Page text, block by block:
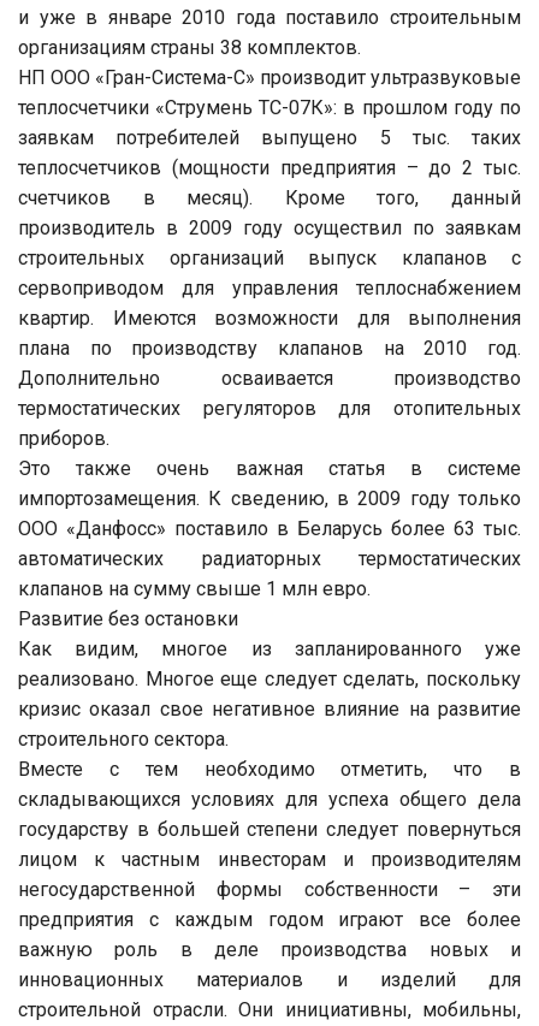
и уже в январе 2010 года поставило строительным
организациям страны 38 комплектов.
НП ООО «Гран-Система-С» производит ультразвуковые
теплосчетчики «Струмень ТС-07К»: в прошлом году по
заявкам потребителей выпущено 5 тыс. таких
теплосчетчиков (мощности предприятия – до 2 тыс.
счетчиков в месяц). Кроме того, данный
производитель в 2009 году осуществил по заявкам
строительных организаций выпуск клапанов с
сервоприводом для управления теплоснабжением
квартир. Имеются возможности для выполнения
плана по производству клапанов на 2010 год.
Дополнительно осваивается производство
термостатических регуляторов для отопительных
приборов.
Это также очень важная статья в системе
импортозамещения. К сведению, в 2009 году только
ООО «Данфосс» поставило в Беларусь более 63 тыс.
автоматических радиаторных термостатических
клапанов на сумму свыше 1 млн евро.
Развитие без остановки
Как видим, многое из запланированного уже
реализовано. Многое еще следует сделать, поскольку
кризис оказал свое негативное влияние на развитие
строительного сектора.
Вместе с тем необходимо отметить, что в
складывающихся условиях для успеха общего дела
государству в большей степени следует повернуться
лицом к частным инвесторам и производителям
негосударственной формы собственности – эти
предприятия с каждым годом играют все более
важную роль в деле производства новых и
инновационных материалов и изделий для
строительной отрасли. Они инициативны, мобильны,